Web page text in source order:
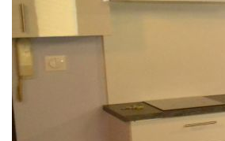
situé en Ville Vieille
Pièce de vie avec coin cuisine
rangement, salle de bains avec toilettes.